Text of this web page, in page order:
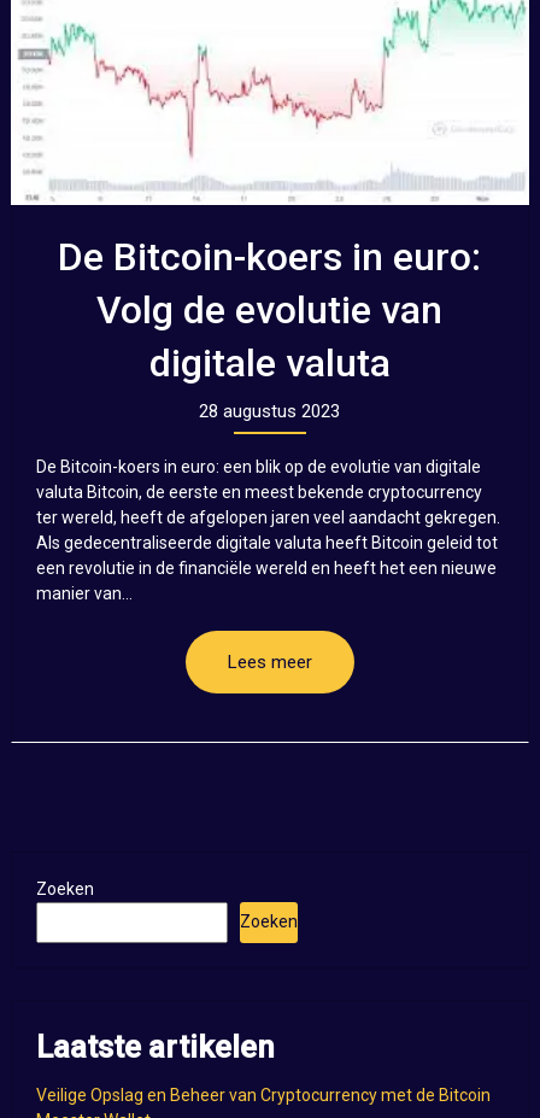
De Bitcoin-koers in euro:
Volg de evolutie van
digitale valuta
28 augustus 2023
De Bitcoin-koers in euro: een blik op de evolutie van digitale
valuta Bitcoin, de eerste en meest bekende cryptocurrency
ter wereld, heeft de afgelopen jaren veel aandacht gekregen.
Als gedecentraliseerde digitale valuta heeft Bitcoin geleid tot
een revolutie in de financiële wereld en heeft het een nieuwe
manier van...
Lees meer
Zoeken
Zoeken
Laatste artikelen
Veilige Opslag en Beheer van Cryptocurrency met de Bitcoin